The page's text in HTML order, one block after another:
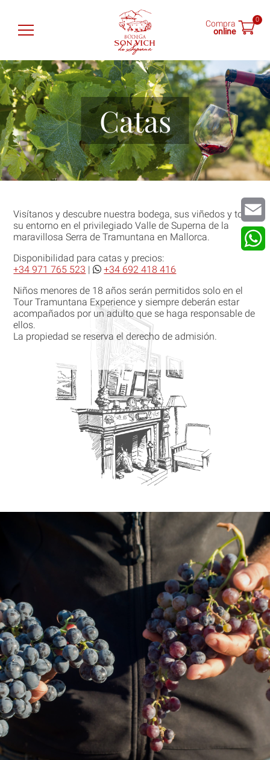
Compra
online
0
Son Vich de Superna
Vinos
Tienda
Catas
Encuéntranos
ES EN DE
Catas
Visítanos y descubre nuestra bodega, sus viñedos y todo
su entorno en el privilegiado Valle de Superna de la
maravillosa Serra de Tramuntana en Mallorca.
Disponibilidad para catas y precios:
+34 971 765 523 |
+34 692 418 416
Niños menores de 18 años serán permitidos solo en el
Tour Tramuntana Experience y siempre deberán estar
acompañados por un adulto que se haga responsable de
ellos.
La propiedad se reserva el derecho de admisión.
Email